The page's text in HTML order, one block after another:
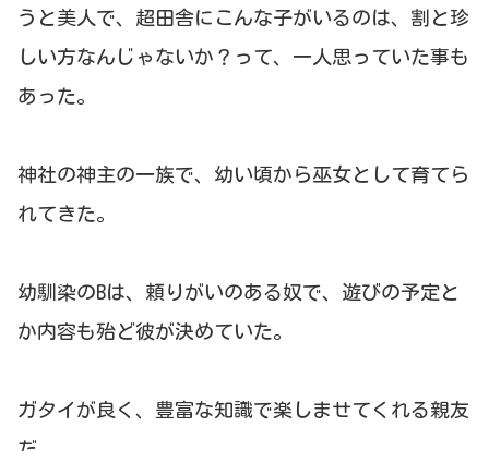
うと美人で、超田舎にこんな子がいるのは、割と珍
しい方なんじゃないか？って、一人思っていた事も
あった。
神社の神主の一族で、幼い頃から巫女として育てら
れてきた。
幼馴染のBは、頼りがいのある奴で、遊びの予定と
か内容も殆ど彼が決めていた。
ガタイが良く、豊富な知識で楽しませてくれる親友